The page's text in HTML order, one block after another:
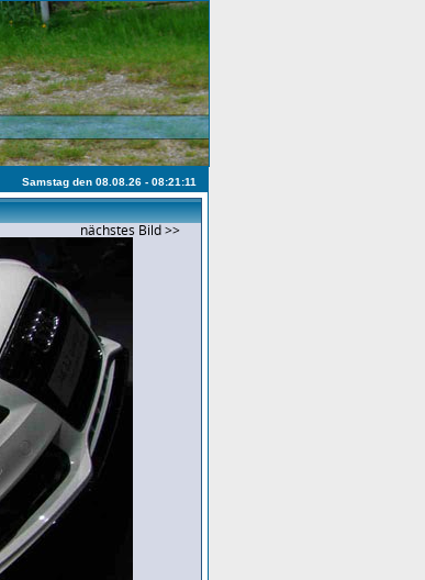
Samstag den 08.08.26 - 08:21:11
nächstes Bild >>